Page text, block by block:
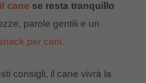
cane se resta tranquillo
parole gentili e un
per cani.
consigli, il cane vivrà la